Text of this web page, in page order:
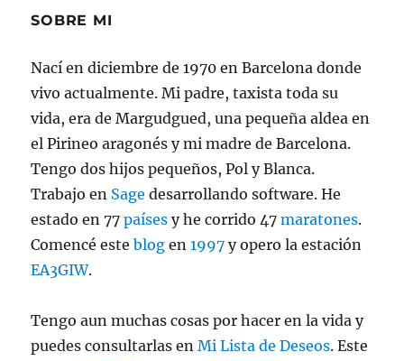
SOBRE MI
Nací en diciembre de 1970 en Barcelona donde
vivo actualmente. Mi padre, taxista toda su
vida, era de Margudgued, una pequeña aldea en
el Pirineo aragonés y mi madre de Barcelona.
Tengo dos hijos pequeños, Pol y Blanca.
Trabajo en Sage desarrollando software. He
estado en 77países y he corrido 47maratones.
Comencé esteblog en1997 y opero la estación
EA3GIW.
Tengo aun muchas cosas por hacer en la vida y
puedes consultarlas enMi Lista de Deseos. Este